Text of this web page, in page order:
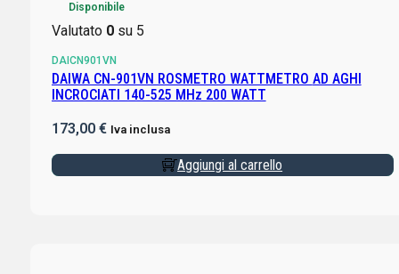
Disponibile
Valutato 0su 5
DAICN901VN
DAIWA CN-901VN ROSMETRO WATTMETRO AD AGHI
INCROCIATI 140-525 MHz 200 WATT
173,00 € Iva inclusa
Aggiungi al carrello